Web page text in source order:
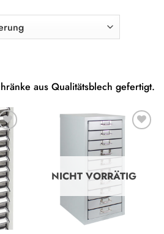
aus Qualitätsblech gefertigt.
Auf die
Wunschliste
NICHT VORRÄTIG